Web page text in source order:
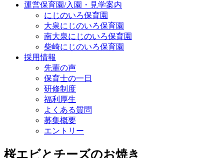
運営保育園/入園・見学案内
にじのいろ保育園
大泉にじのいろ保育園
南大泉にじのいろ保育園
柴崎にじのいろ保育園
採用情報
先輩の声
保育士の一日
研修制度
福利厚生
よくある質問
募集概要
エントリー
桜エビとチーズのお焼き